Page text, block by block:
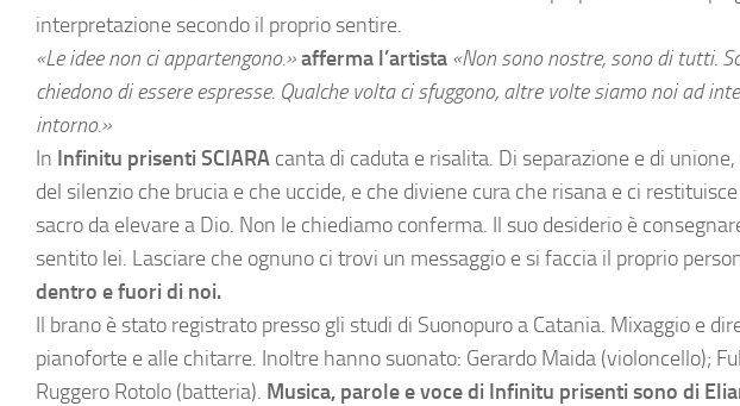
interpretazione secondo il proprio sentire.
«Le idee non ci appartengono.»afferma l’artista «Non sono nostre, sono di tutti.
chiedono di essere espresse. Qualche volta ci sfuggono, altre volte siamo noi ad
intorno.»
In Infinitu prisenti SCIARA canta di caduta e risalita. Di separazione e di
del silenzio che brucia e che uccide, e che diviene cura che risana e ci
sacro da elevare a Dio. Non le chiediamo conferma. Il suo desiderio è
sentito lei. Lasciare che ognuno ci trovi un messaggio e si faccia il proprio
dentro e fuori di noi.
Il brano è stato registrato presso gli studi di Suonopuro a Catania. Mixaggio e
pianoforte e alle chitarre. Inoltre hanno suonato: Gerardo Maida (violoncello);
Ruggero Rotolo (batteria). Musica, parole e voce di Infinitu prisenti sono di